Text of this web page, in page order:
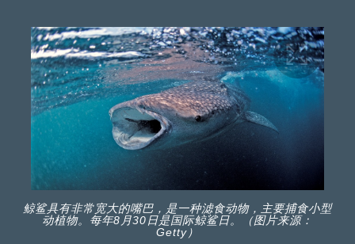
鲸鲨具有非常宽大的嘴巴，是一种滤食动物，主要捕食小型
动植物。每年8月30日是国际鲸鲨日。（图片来源：
Getty）